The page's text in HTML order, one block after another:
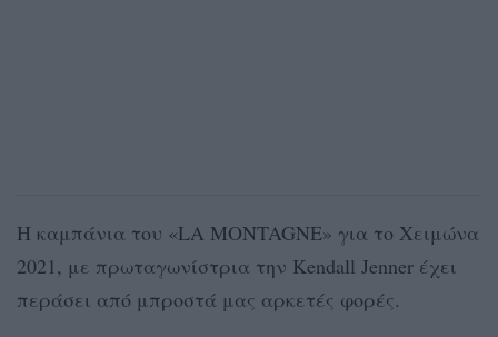
H καμπάνια του «LA MONTAGNE» για το Χειμώνα
2021, με πρωταγωνίστρια την Kendall Jenner έχει
περάσει από μπροστά μας αρκετές φορές.